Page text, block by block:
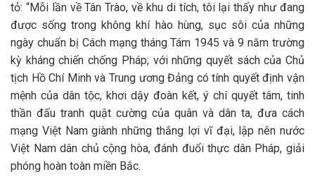
tỏ: “Mỗi lần về Tân Trào, về khu di tích, tôi lại thấy như đang
được sống trong không khí hào hùng, sục sôi của những
ngày chuẩn bị Cách mạng tháng Tám 1945 và 9 năm trường
kỳ kháng chiến chống Pháp; với những quyết sách của Chủ
tịch Hồ Chí Minh và Trung ương Đảng có tính quyết định vận
mệnh của dân tộc, khơi dậy đoàn kết, ý chí quyết tâm, tinh
thần đấu tranh quật cường của quân và dân ta, đưa cách
mạng Việt Nam giành những thắng lợi vĩ đại, lập nên nước
Việt Nam dân chủ cộng hòa, đánh đuổi thực dân Pháp, giải
phóng hoàn toàn miền Bắc.